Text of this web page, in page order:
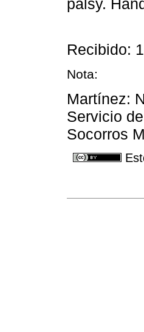
palsy.
Recibido:
Nota:
Martínez:
Servicio
Socorros